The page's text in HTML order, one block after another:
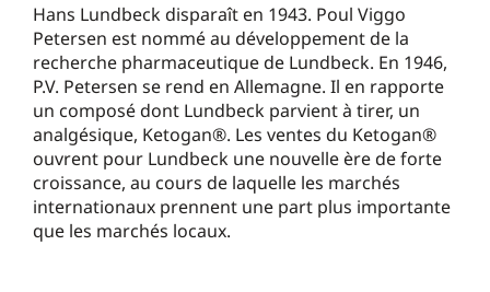
Hans Lundbeck disparaît en 1943. Poul Viggo
Petersen est nommé au développement de la
recherche pharmaceutique de Lundbeck. En 1946,
P.V. Petersen se rend en Allemagne. Il en rapporte
un composé dont Lundbeck parvient à tirer, un
analgésique, Ketogan®. Les ventes du Ketogan®
ouvrent pour Lundbeck une nouvelle ère de forte
croissance, au cours de laquelle les marchés
internationaux prennent une part plus importante
que les marchés locaux.